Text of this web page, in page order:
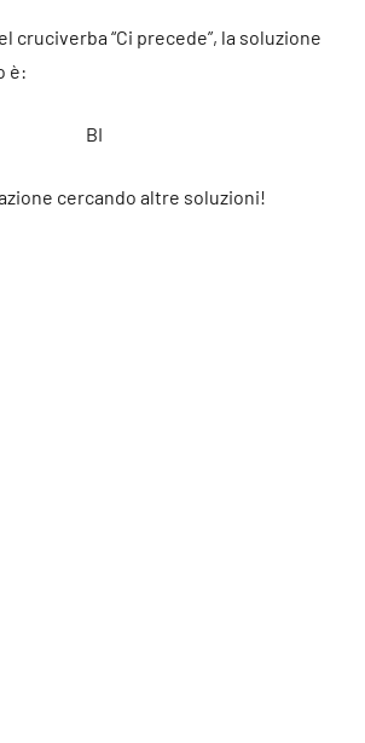
cruciverba “Ci precede”, la soluzione
è:
BI
cercando altre soluzioni!